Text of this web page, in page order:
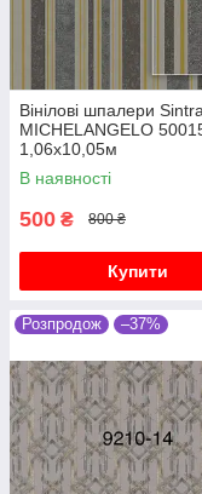
Вінілові шпалери Sintra
MICHELANGELO
1,06х10,05м
В наявності
500 ₴ 800 ₴
Купити
Розпродож –37%